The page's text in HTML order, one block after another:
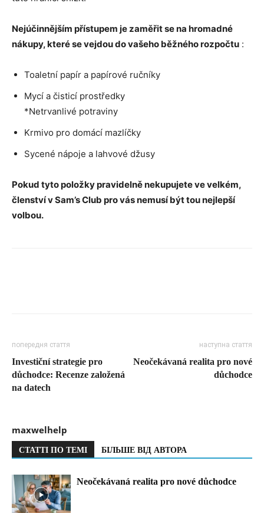
Nejúčinnějším přístupem je zaměřit se na hromadné
nákupy, které se vejdou do vašeho běžného rozpočtu :
Toaletní papír a papírové ručníky
Mycí a čisticí prostředky
*Netrvanlivé potraviny
Krmivo pro domácí mazlíčky
Sycené nápoje a lahvové džusy
Pokud tyto položky pravidelně nekupujete ve velkém,
členství v Sam’s Club pro vás nemusí být tou nejlepší
volbou.
попередня стаття
Investiční strategie pro
důchodce: Recenze založená
na datech
наступна стаття
Neočekávaná realita pro nové
důchodce
maxwelhelp
СТАТТІ ПО ТЕМІ БІЛЬШЕ ВІД АВТОРА
Neočekávaná realita pro nové důchodce